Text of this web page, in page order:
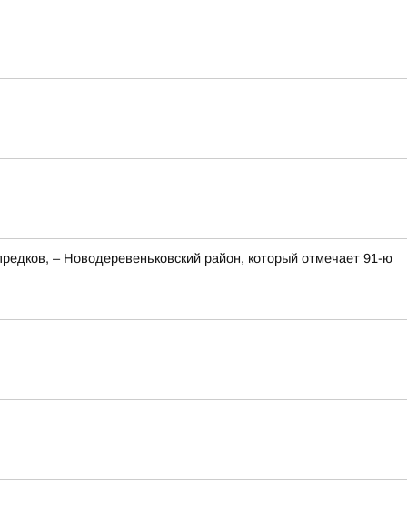
– Новодеревеньковский район, который отмечает 91-ю